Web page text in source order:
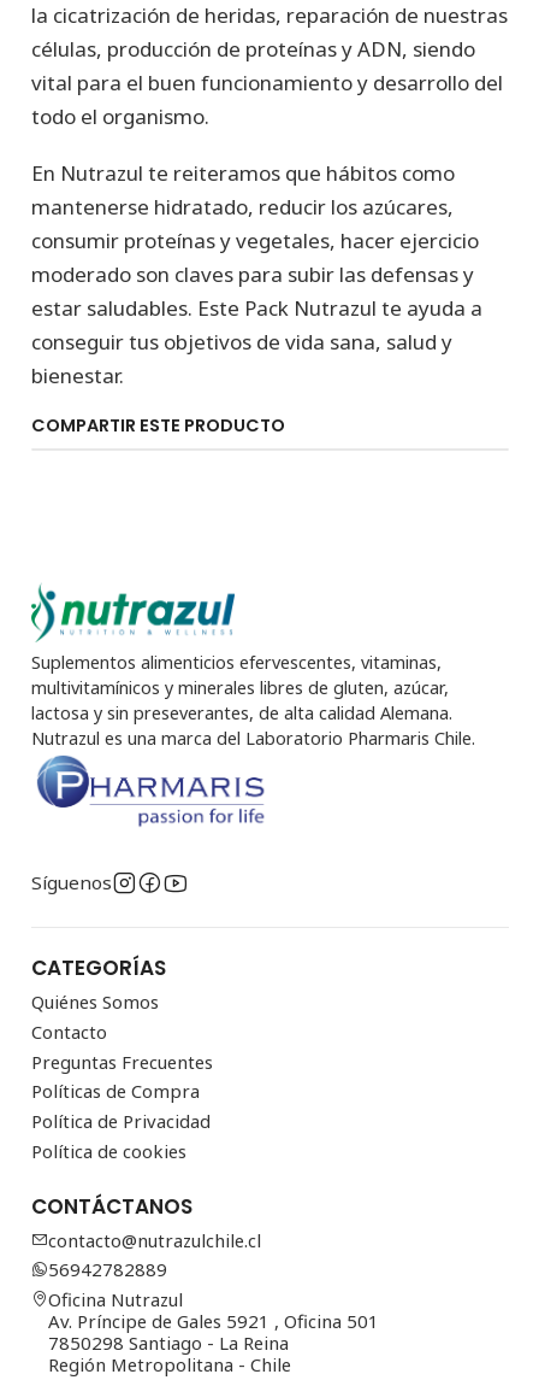
la cicatrización de heridas, reparación de nuestras
células, producción de proteínas y ADN, siendo
vital para el buen funcionamiento y desarrollo del
todo el organismo.
En Nutrazul te reiteramos que hábitos como
mantenerse hidratado, reducir los azúcares,
consumir proteínas y vegetales, hacer ejercicio
moderado son claves para subir las defensas y
estar saludables. Este Pack Nutrazul te ayuda a
conseguir tus objetivos de vida sana, salud y
bienestar.
COMPARTIR ESTE PRODUCTO
Suplementos alimenticios efervescentes, vitaminas,
multivitamínicos y minerales libres de gluten, azúcar,
lactosa y sin preseverantes, de alta calidad Alemana.
Nutrazul es una marca del Laboratorio Pharmaris Chile.
Síguenos
CATEGORÍAS
Quiénes Somos
Contacto
Preguntas Frecuentes
Políticas de Compra
Política de Privacidad
Política de cookies
CONTÁCTANOS
contacto@nutrazulchile.cl
56942782889
Oficina Nutrazul
Av. Príncipe de Gales 5921 , Oficina 501
7850298 Santiago - La Reina
Región Metropolitana - Chile